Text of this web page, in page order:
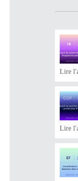
Lire
Lire